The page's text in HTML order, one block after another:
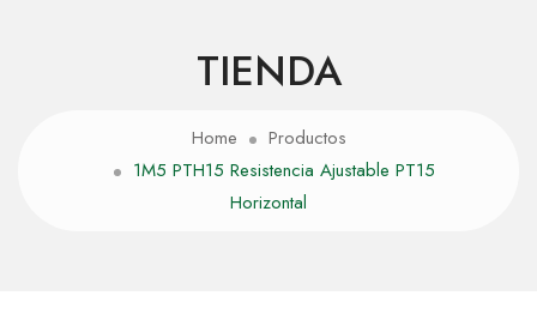
TIENDA
Home
Productos
1M5 PTH15 Resistencia Ajustable PT15
Horizontal